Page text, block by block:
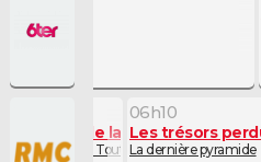
perdus de la vallée des rois
tombeau de Toutânkhamon
06h10
Les trésors
La dernière pyramide